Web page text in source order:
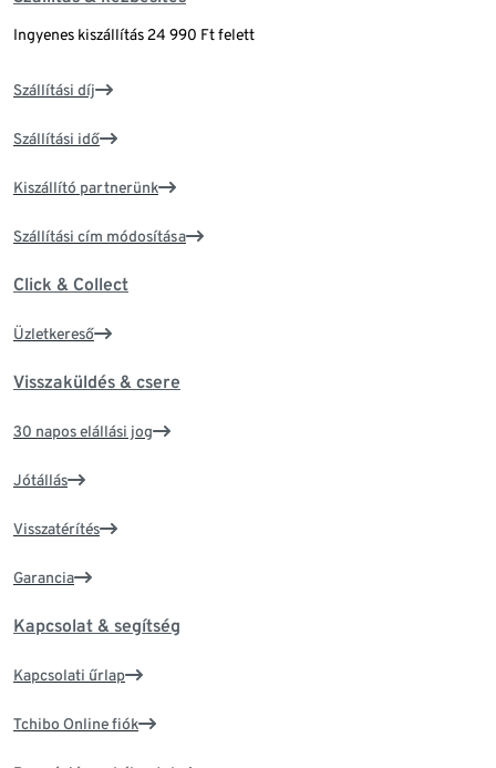
Ingyenes kiszállítás 24 990 Ft felett
Szállítási díj
Szállítási idő
Kiszállító partnerünk
Szállítási cím módosítása
Click & Collect
Üzletkereső
Visszaküldés & csere
30 napos elállási jog
Jótállás
Visszatérítés
Garancia
Kapcsolat & segítség
Kapcsolati űrlap
Tchibo Online fiók